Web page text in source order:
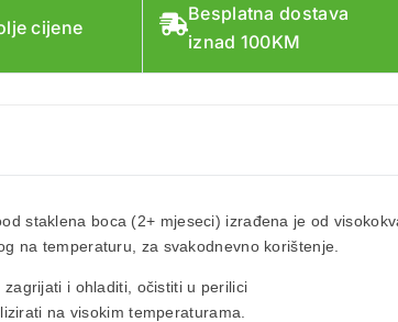
cijene
Besplatna dostava
iznad 100KM
staklena boca (2+ mjeseci) izrađena je od
na temperaturu, za svakodnevno korištenje.
zagrijati i ohladiti, očistiti u perilici
na visokim temperaturama.